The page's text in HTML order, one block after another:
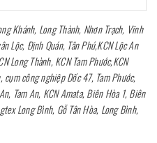
Khánh, Long Thành, Nhơn Trạch, Vĩnh
Lộc, Định Quán, Tân Phú,KCN Lộc An
Long Thành, KCN Tam Phước,KCN
công nghiệp Dốc 47, Tam Phước,
Tam An, KCN Amata, Biên Hòa 1, Biên
Long Bình, Gỗ Tân Hòa, Long Bình,